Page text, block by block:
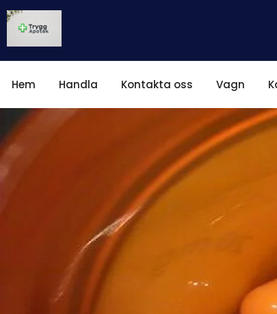
Hem Handla Kontakta oss Vagn